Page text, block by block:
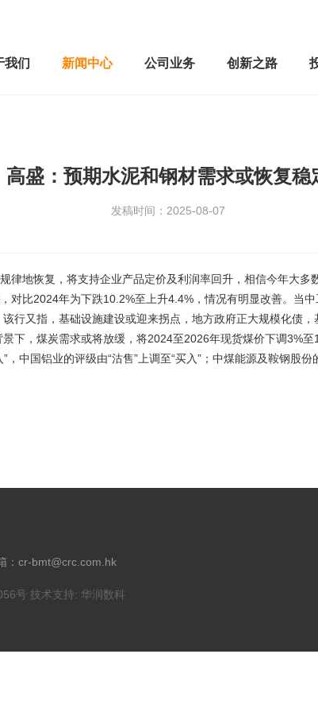
我们 新闻中心 公司业务 创新之路
高盛：预期水泥和钢材需求或恢复稳
发稿时间：2025-08-07
地恢复，将支持企业产品定价及利润率回升，相信今年大多
比2024年为下跌10.2%至上升4.4%，情况有明显改善。当
行又指，基础设施建设或迎来拐点，地方政府正大规模化债
下，煤炭需求或将放缓，将2024至2026年现货煤价下调3%至
中国铝业的评级由“沽售”上调至“买入”；中煤能源及鞍钢股份
：cr-bmt@crc.com.hk
号 技术支持: 华润数科